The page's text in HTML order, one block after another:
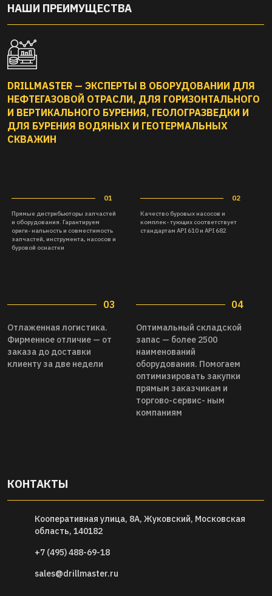
НАШИ ПРЕИМУЩЕСТВА
DRILLMASTER — ЭКСПЕРТЫ В ОБОРУДОВАНИИ ДЛЯ
НЕФТЕГАЗОВОЙ ОТРАСЛИ, ДЛЯ ГОРИЗОНТАЛЬНОГО
И ВЕРТИКАЛЬНОГО БУРЕНИЯ, ГЕОЛОГРАЗВЕДКИ И
ДЛЯ БУРЕНИЯ ВОДЯНЫХ И ГЕОТЕРМАЛЬНЫХ
СКВАЖИН
03
Отлаженная логистика.
Фирменное отличие — от
заказа до доставки
клиенту за две недели
04
Оптимальный складской
запас — более 2500
наименований
оборудования. Помогаем
оптимизировать закупки
прямым заказчикам и
торгово-сервис- ным
компаниям
КОНТАКТЫ
Кооперативная улица, 8А, Жуковский, Московская
область, 140182
+7 (495) 488-69-18
sales@drillmaster.ru